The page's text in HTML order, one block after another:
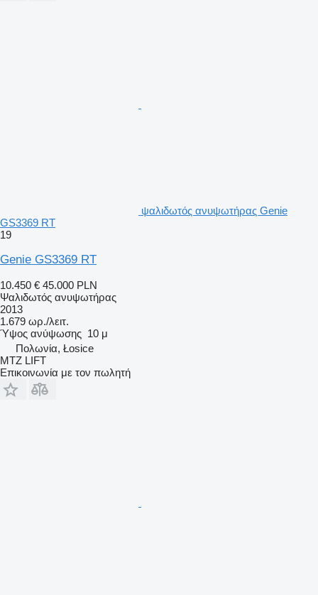
ψαλιδωτός ανυψωτήρας Genie
GS3369 RT
19
Genie GS3369 RT
10.450 € 45.000 PLN
Ψαλιδωτός ανυψωτήρας
2013
1.679 ωρ./λειτ.
Ύψος ανύψωσης 10 μ
Πολωνία, Łosice
MTZ LIFT
Επικοινωνία με τον πωλητή